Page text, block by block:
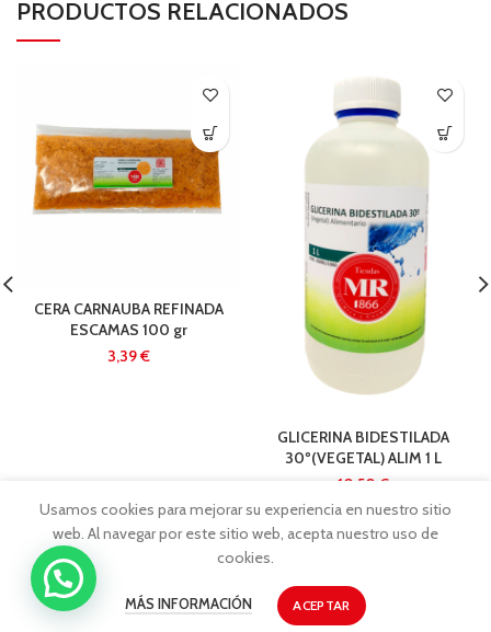
PRODUCTOS RELACIONADOS
CERA CARNAUBA REFINADA
ESCAMAS 100 gr
€
GLICERINA BIDESTILADA
30º(VEGETAL) ALIM 1 L
€
TIENDAS MR1866 2026
Usamos cookies para mejorar su experiencia en nuestro sitio
web. Al navegar por este sitio web, acepta nuestro uso de
cookies.
MÁS INFORMACIÓN ACEPTAR